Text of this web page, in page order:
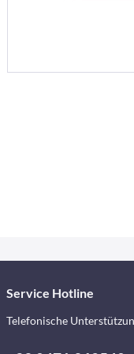
Service Hotline
Telefonische